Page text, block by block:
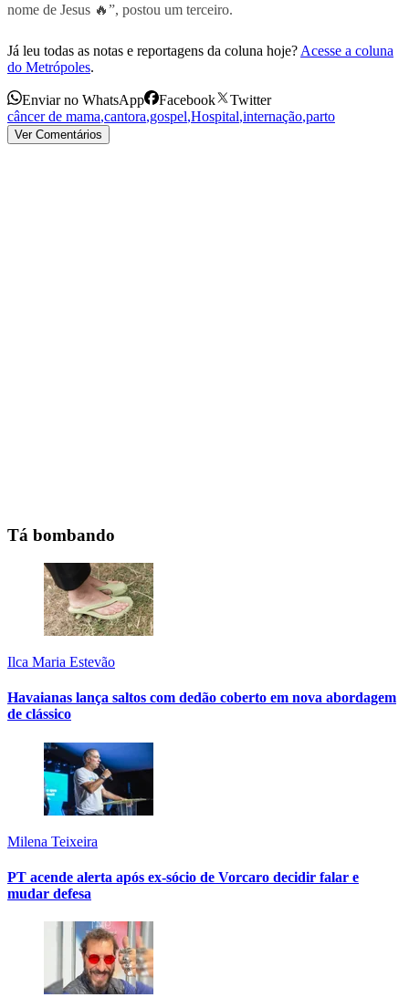
nome de Jesus 🔥”, postou um terceiro.
Já leu todas as notas e reportagens da coluna hoje? Acesse a coluna
do Metrópoles.
Enviar no WhatsApp Facebook
Twitter
câncer de mama,cantora,gospel,Hospital,internação,parto
Ver Comentários
Tá bombando
Ilca Maria Estevão
Havaianas lança saltos com dedão coberto em nova abordagem
de clássico
Milena Teixeira
PT acende alerta após ex-sócio de Vorcaro decidir falar e
mudar defesa